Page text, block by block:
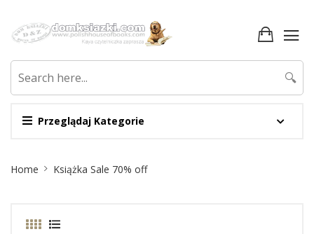
Przeglądaj Kategorie
🔍
Breadcrumb
Home Książka Sale 70% off